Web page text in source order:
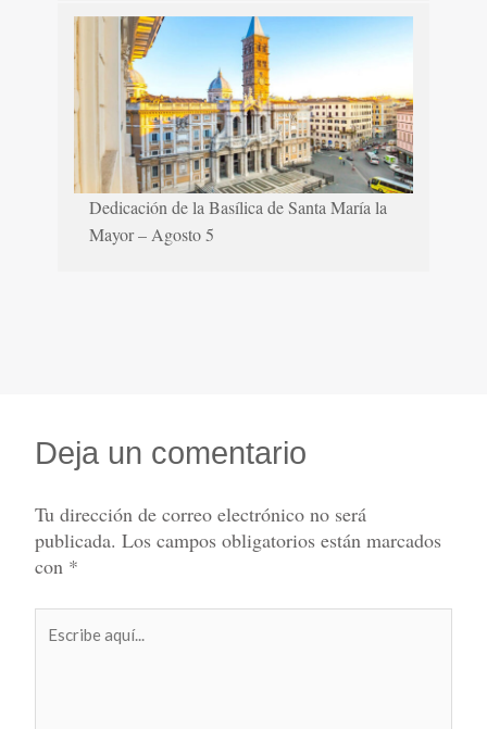
Dedicación de la Basílica de Santa María la
Mayor – Agosto 5
Deja un comentario
Tu dirección de correo electrónico no será
publicada. Los campos obligatorios están marcados
con *
aquí...